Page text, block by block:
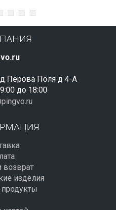
Перова Поля д 4-А
до 18:00
изделия